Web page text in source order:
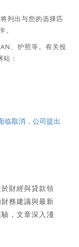
列出与您的选择匹
。
、护照等。有关投
：
临取消，公司提出
財經與貸款領
務建議與最新
，文章深入淺